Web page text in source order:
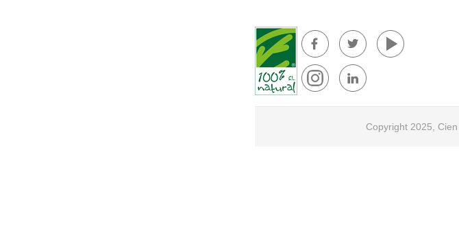
Copyright 2025, Cien